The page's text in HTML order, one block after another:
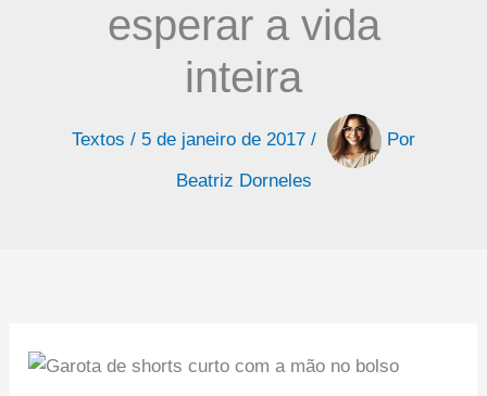
esperar a vida
inteira
Textos / 5 de janeiro de 2017 /
Por
Beatriz Dorneles